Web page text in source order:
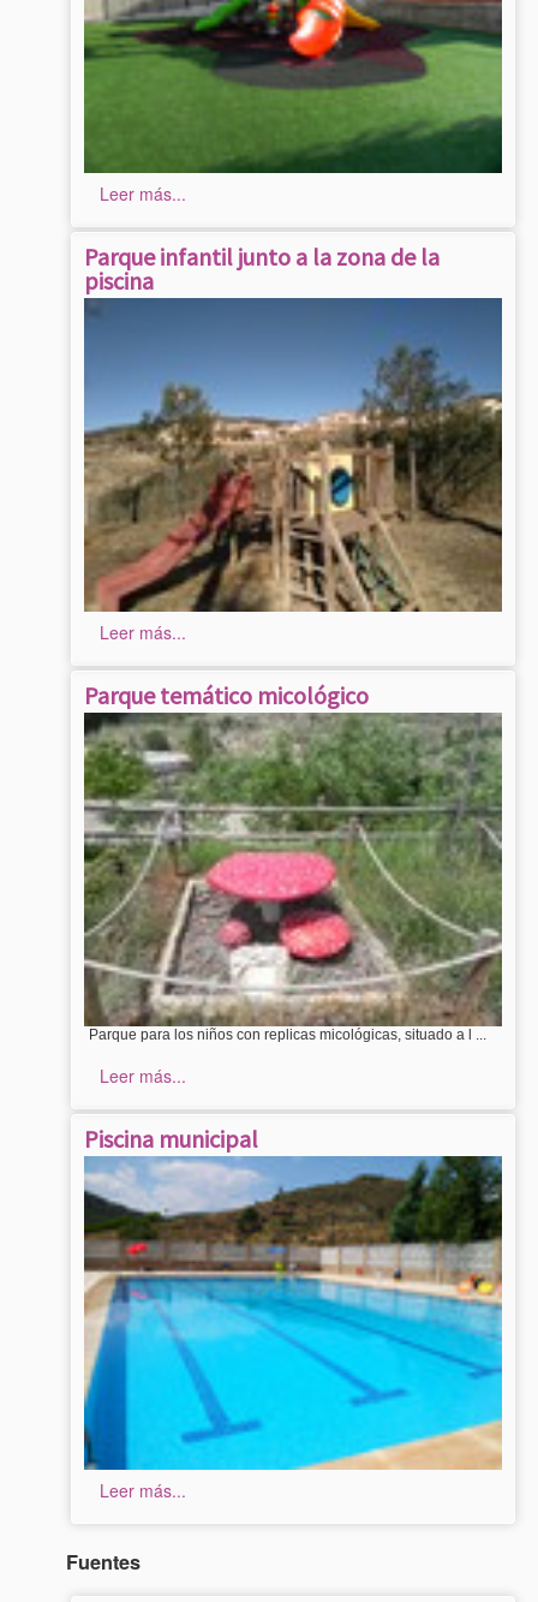
Leer más...
Parque infantil junto a la zona de la
piscina
Leer más...
Parque temático micológico
Parque para los niños con replicas micológicas, situado a l ...
Leer más...
Piscina municipal
Leer más...
Fuentes